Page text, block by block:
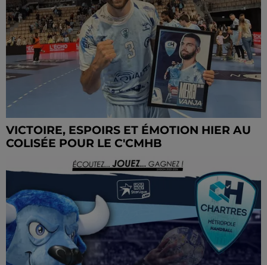
VICTOIRE, ESPOIRS ET ÉMOTION HIER AU
COLISÉE POUR LE C'CMHB